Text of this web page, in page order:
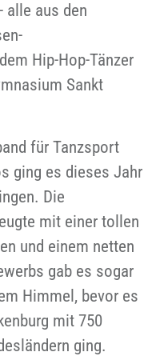
alle aus den
Hip-Hop-Tänzer
Sankt
für Tanzsport
ging es dieses Jahr
Die
mit einer tollen
und einem netten
gab es sogar
Himmel, bevor es
mit 750
ging.